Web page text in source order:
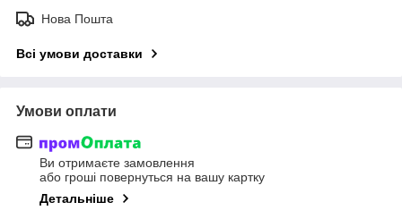
Нова Пошта
Всі умови доставки
Умови оплати
Ви отримаєте замовлення
або гроші повернуться на вашу картку
Детальніше